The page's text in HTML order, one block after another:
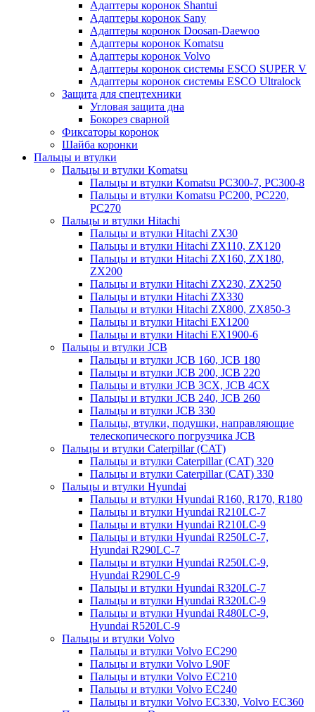
Адаптеры коронок Shantui
Адаптеры коронок Sany
Адаптеры коронок Doosan-Daewoo
Адаптеры коронок Komatsu
Адаптеры коронок Volvo
Адаптеры коронок системы ESCO SUPER V
Адаптеры коронок системы ESCO Ultralock
Защита для спецтехники
Угловая защита дна
Бокорез сварной
Фиксаторы коронок
Шайба коронки
Пальцы и втулки
Пальцы и втулки Komatsu
Пальцы и втулки Komatsu PC300-7, PC300-8
Пальцы и втулки Komatsu PC200, PC220,
PC270
Пальцы и втулки Hitachi
Пальцы и втулки Hitachi ZX30
Пальцы и втулки Hitachi ZX110, ZX120
Пальцы и втулки Hitachi ZX160, ZX180,
ZX200
Пальцы и втулки Hitachi ZX230, ZX250
Пальцы и втулки Hitachi ZX330
Пальцы и втулки Hitachi ZX800, ZX850-3
Пальцы и втулки Hitachi EX1200
Пальцы и втулки Hitachi EX1900-6
Пальцы и втулки JCB
Пальцы и втулки JCB 160, JCB 180
Пальцы и втулки JCB 200, JCB 220
Пальцы и втулки JCB 3CX, JCB 4CX
Пальцы и втулки JCB 240, JCB 260
Пальцы и втулки JCB 330
Пальцы, втулки, подушки, направляющие
телескопического погрузчика JCB
Пальцы и втулки Caterpillar (CAT)
Пальцы и втулки Caterpillar (CAT) 320
Пальцы и втулки Caterpillar (CAT) 330
Пальцы и втулки Hyundai
Пальцы и втулки Hyundai R160, R170, R180
Пальцы и втулки Hyundai R210LC-7
Пальцы и втулки Hyundai R210LC-9
Пальцы и втулки Hyundai R250LC-7,
Hyundai R290LC-7
Пальцы и втулки Hyundai R250LC-9,
Hyundai R290LC-9
Пальцы и втулки Hyundai R320LC-7
Пальцы и втулки Hyundai R320LC-9
Пальцы и втулки Hyundai R480LC-9,
Hyundai R520LC-9
Пальцы и втулки Volvo
Пальцы и втулки Volvo EC290
Пальцы и втулки Volvo L90F
Пальцы и втулки Volvo EC210
Пальцы и втулки Volvo EC240
Пальцы и втулки Volvo EC330, Volvo EC360